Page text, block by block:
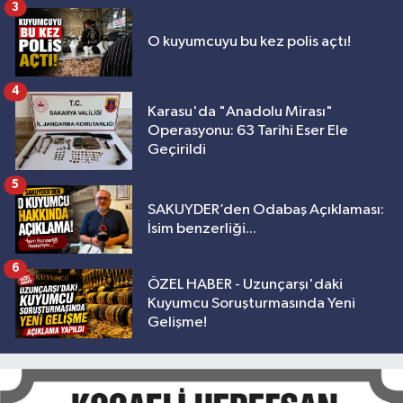
O kuyumcuyu bu kez polis açtı!
3
Karasu'da "Anadolu Mirası"
Operasyonu: 63 Tarihi Eser Ele
Geçirildi
4
SAKUYDER’den Odabaş Açıklaması:
İsim benzerliği...
5
ÖZEL HABER - Uzunçarşı'daki
Kuyumcu Soruşturmasında Yeni
Gelişme!
6